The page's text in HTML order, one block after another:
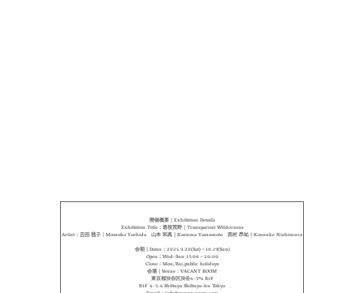
開催概要｜Exhibition Details
Exhibition Title：透視荒野｜Transparent Wilderness
Artist：𠮷田 桃子｜Momoko Yoshida　山本 和真｜Kazuma Yamamoto　西村 昂祐｜Kousuke Nishimura
会期｜Dates：2025.9.20(Sat)－10.19(Sun)
Open：Wed-Sun 13:00－20:00
Close：Mon,Tue,public holidays
会場｜Venue：VACANT ROOM
東京都渋谷区渋谷4-3ｰ6 B1F
B1F 4-3-6 Shibuya Shibuya-ku Tokyo